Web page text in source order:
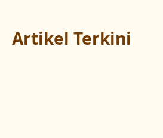
Artikel Terkini